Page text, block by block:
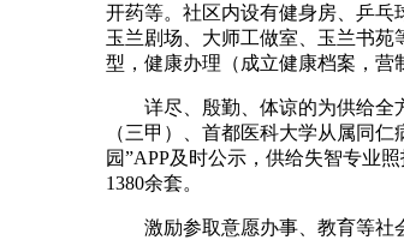
开药等。社区内设有健身房、乒乓
玉兰剧场、大师工做室、玉兰书苑
型，健康办理（成立健康档案，营
详尽、殷勤、体谅的为供给全方
（三甲）、首都医科大学从属同
园”APP及时公示，供给失智专业
1380余套。
激励参取意愿办事、教育等社会